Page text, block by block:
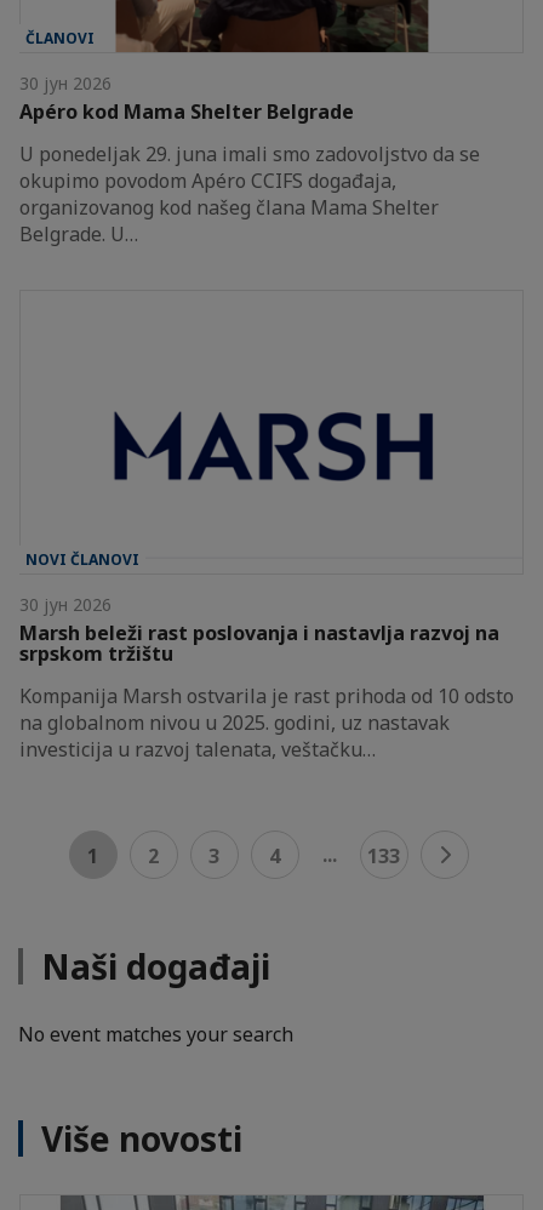
ČLANOVI
30 јун 2026
Apéro kod Mama Shelter Belgrade
U ponedeljak 29. juna imali smo zadovoljstvo da se
okupimo povodom Apéro CCIFS događaja,
organizovanog kod našeg člana Mama Shelter
Belgrade. U…
NOVI ČLANOVI
30 јун 2026
Marsh beleži rast poslovanja i nastavlja razvoj na
srpskom tržištu
Kompanija Marsh ostvarila je rast prihoda od 10 odsto
na globalnom nivou u 2025. godini, uz nastavak
investicija u razvoj talenata, veštačku…
1 2 3 4 ... 133
Naši događaji
No event matches your search
Više novosti